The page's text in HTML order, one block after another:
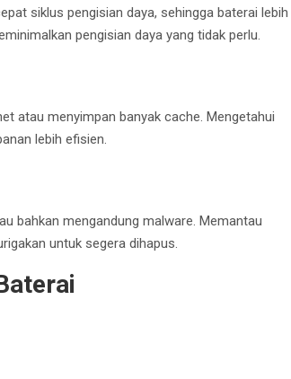
siklus pengisian daya, sehingga baterai lebih
pengisian daya yang tidak perlu.
atau menyimpan banyak cache. Mengetahui
lebih efisien.
bahkan mengandung malware. Memantau
untuk segera dihapus.